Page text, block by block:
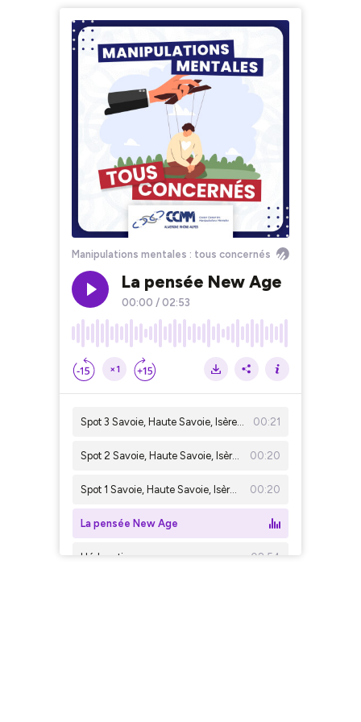
Manipulations mentales : tous concernés
La pensée New Age
00:00 / 02:53
×1
Spot 3 Savoie, Haute Savoie, Isère et Puy de Dôme 00:21
Spot 2 Savoie, Haute Savoie, Isère et Puy de Dôme 00:20
Spot 1 Savoie, Haute Savoie, Isère et Puy de Dôme 00:20
La pensée New Age
L'éducation 02:54